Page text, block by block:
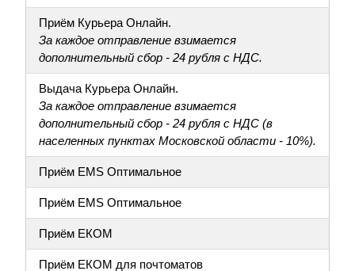
Приём Курьера Онлайн.
За каждое отправление взимается
дополнительный сбор - 24 рубля с НДС.
Выдача Курьера Онлайн.
За каждое отправление взимается
дополнительный сбор - 24 рубля с НДС (в
населенных пунктах Московской области - 10%).
Приём EMS Оптимальное
Приём EMS Оптимальное
Приём ЕКОМ
Приём ЕКОМ для почтоматов